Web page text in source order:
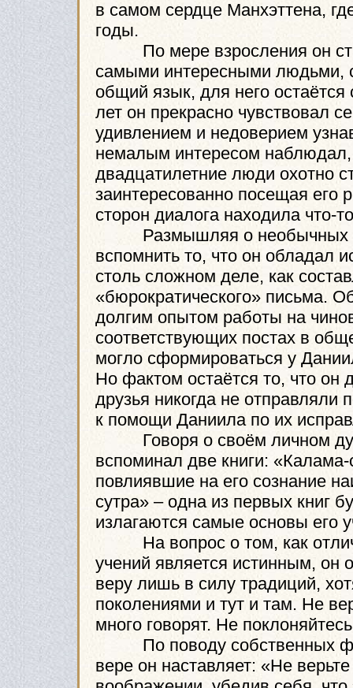
в самом сердце Манхэттена,
годы.
По мере взросления он
самыми интересными людьми,
общий язык, для него
лет он прекрасно чувствовал
удивлением и недоверием
немалым интересом наблюдал,
двадцатилетние люди охотно
заинтересованно посещая его
сторон диалога находила что-
Размышляя о необычных
вспомнить то, что он обладал
столь сложном деле, как
«бюрократического» письма.
долгим опытом работы на
соответствующих постах в
могло сформироваться у
Но фактом остаётся то, что он
друзья никогда не отправляли
к помощи Даниила по их
Говоря о своём личном
вспоминал две книги:
повлиявшие на его сознание
сутра» – одна из первых книг
излагаются самые основы его
На вопрос о том, как
учений является истинным, он
веру лишь в силу традиций,
поколениями и тут и там. Не
много говорят. Не
По поводу собственных
вере он наставляет: «Не